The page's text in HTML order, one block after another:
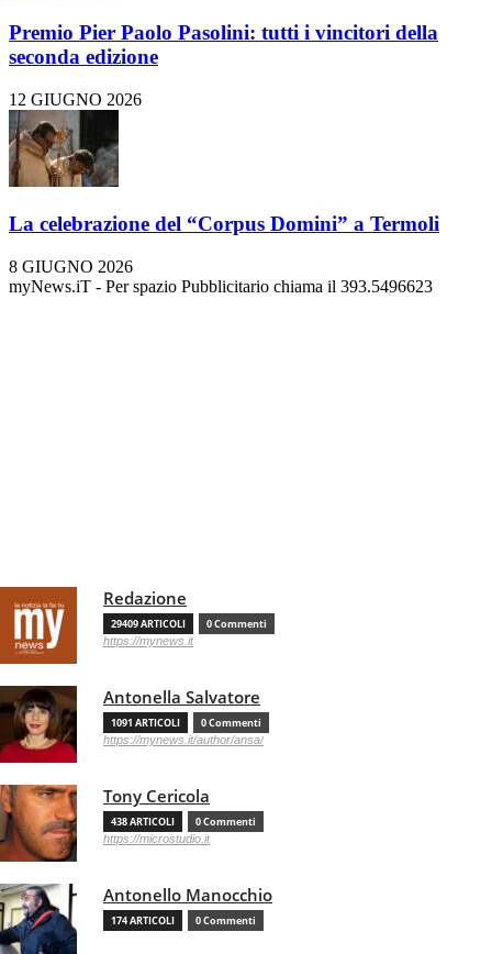
Premio Pier Paolo Pasolini: tutti i vincitori della
seconda edizione
12 GIUGNO 2026
La celebrazione del “Corpus Domini” a Termoli
8 GIUGNO 2026
myNews.iT - Per spazio Pubblicitario chiama il 393.5496623
Redazione
29409 ARTICOLI 0 Commenti
https://mynews.it
Antonella Salvatore
1091 ARTICOLI 0 Commenti
https://mynews.it/author/ansa/
Tony Cericola
438 ARTICOLI 0 Commenti
https://microstudio.it
Antonello Manocchio
174 ARTICOLI 0 Commenti